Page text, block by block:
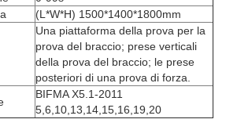
(L*W*H) 1500*1400*1800mm
Una piattaforma della prova per la
prova del braccio; prese verticali
della prova del braccio; le prese
posteriori di una prova di forza.
BIFMA X5.1-2011
5,6,10,13,14,15,16,19,20